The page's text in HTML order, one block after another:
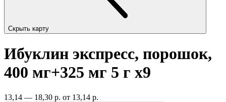
Скрыть карту
Ибуклин экспресс, порошок,
400 мг+325 мг 5 г x9
13,14 — 18,30 р. от 13,14 р.